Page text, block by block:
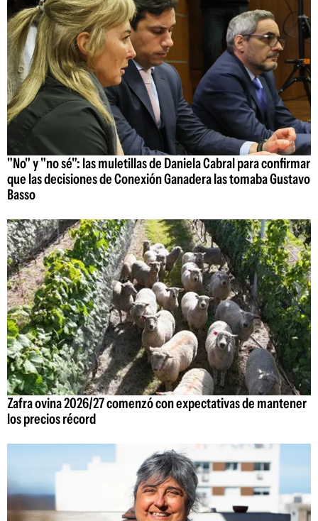
"No" y "no sé": las muletillas de Daniela Cabral para confirmar
que las decisiones de Conexión Ganadera las tomaba Gustavo
Basso
Zafra ovina 2026/27 comenzó con expectativas de mantener
los precios récord